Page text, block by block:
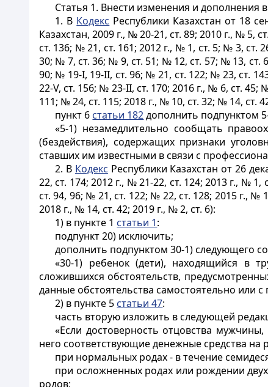
Статья 1. Внести изменения и дополнения
1. В Кодекс Республики Казахстан от 18
Казахстан, 2009 г., № 20-21, ст. 89; 2010 г., № 5,
ст. 136; № 21, ст. 161; 2012 г., № 1, ст. 5; № 3, ст.
30; № 7, ст. 36; № 9, ст. 51; № 12, ст. 57; № 13, ст.
90; № 19-І, 19-II, ст. 96; № 21, ст. 122; № 23, ст.
22-V, ст. 156; № 23-II, ст. 170; 2016 г., № 6, ст.
111; № 24, ст. 115; 2018 г., № 10, ст. 32; № 14, ст.
пункт 6 статьи 182дополнить подпунктом
«5-1) незамедлительно сообщать
(бездействия), содержащих признаки
ставших им известными в связи с
2. В Кодекс Республики Казахстан от 26
22, ст. 174; 2012 г., № 21-22, ст. 124; 2013 г., №
ст. 94, 96; № 21, ст. 122; № 22, ст. 128; 2015 г., №
2018 г., № 14, ст. 42; 2019 г., № 2, ст. 6):
1) в пункте 1 статьи 1:
подпункт 20) исключить;
дополнить подпунктом 30-1) следующего
«30-1) ребенок (дети), находящийся в
сложившихся обстоятельств,
данные обстоятельства самостоятельно или
2) в пункте 5 статьи 47:
часть вторую изложить в следующей
«Если достоверность отцовства
него соответствующие денежные средства на
при нормальных родах - в течение
при осложненных родах или рождении
родов;